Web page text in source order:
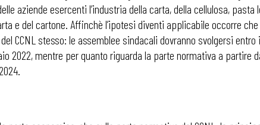
aziende esercenti l’industria della carta, della cellulosa,
e del cartone. Affinchè l’ipotesi diventi applicabile occorre
CCNL stesso: le assemblee sindacali dovranno svolgersi
2022, mentre per quanto riguarda la parte normativa a partire